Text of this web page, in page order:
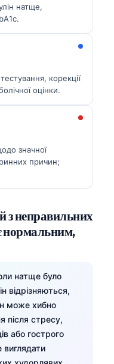
натще,
корекції
оцінки.
значної
причин;
з неправильних
нормальним,
натще було
відрізняються,
може хибно
після стресу,
або гострого